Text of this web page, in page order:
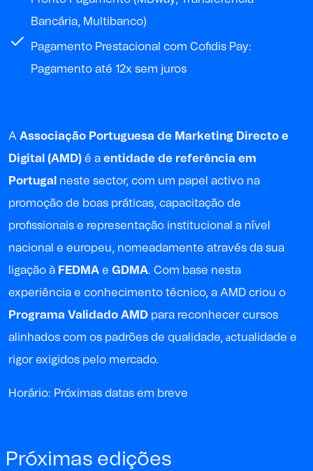
Bancária, Multibanco)
Pagamento Prestacional com Cofidis Pay:
Pagamento até 12x sem juros
A Associação Portuguesa de Marketing Directo e
Digital (AMD) é a entidade de referência em
Portugal
neste sector, com um papel activo na
promoção de boas práticas, capacitação de
profissionais e representação institucional a nível
nacional e europeu, nomeadamente através da sua
ligação à FEDMA e GDMA. Com base nesta
experiência e conhecimento técnico, a AMD criou o
Programa Validado AMD para reconhecer cursos
alinhados com os padrões de qualidade, аctualidade e
rigor exigidos pelo mercado.
Horário: Próximas datas em breve
Próximas edições